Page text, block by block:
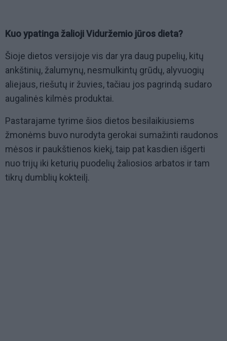
Kuo ypatinga žalioji Viduržemio jūros dieta?
Šioje dietos versijoje vis dar yra daug pupelių, kitų
ankštinių, žalumynų, nesmulkintų grūdų, alyvuogių
aliejaus, riešutų ir žuvies, tačiau jos pagrindą sudaro
augalinės kilmės produktai.
Pastarajame tyrime šios dietos besilaikiusiems
žmonėms buvo nurodyta gerokai sumažinti raudonos
mėsos ir paukštienos kiekį, taip pat kasdien išgerti
nuo trijų iki keturių puodelių žaliosios arbatos ir tam
tikrų dumblių kokteilį.